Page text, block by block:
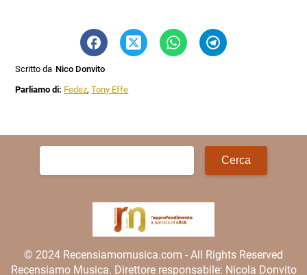
Scritto da Nico Donvito
Parliamo di: Fedez,Tony Effe
Ricerca
© 2024 Recensiamomusica.com - All Rights Reserved
Recensiamo Musica. Direttore responsabile: Nicola Donvito